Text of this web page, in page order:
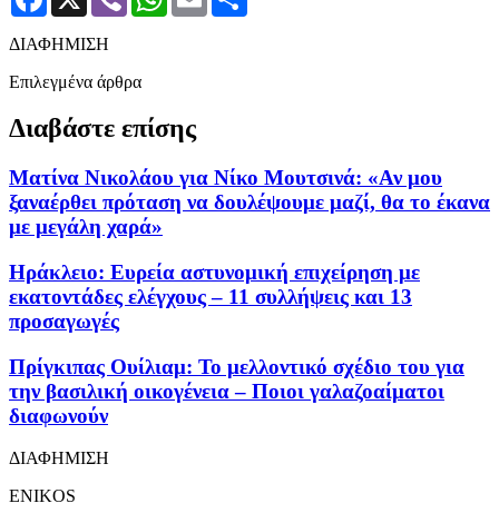
ΔΙΑΦΗΜΙΣΗ
Επιλεγμένα άρθρα
Διαβάστε επίσης
Ματίνα Νικολάου για Νίκο Μουτσινά: «Αν μου
ξαναέρθει πρόταση να δουλέψουμε μαζί, θα το έκανα
με μεγάλη χαρά»
Ηράκλειο: Ευρεία αστυνομική επιχείρηση με
εκατοντάδες ελέγχους – 11 συλλήψεις και 13
προσαγωγές
Πρίγκιπας Ουίλιαμ: Το μελλοντικό σχέδιο του για
την βασιλική οικογένεια – Ποιοι γαλαζοαίματοι
διαφωνούν
ΔΙΑΦΗΜΙΣΗ
ENIKOS